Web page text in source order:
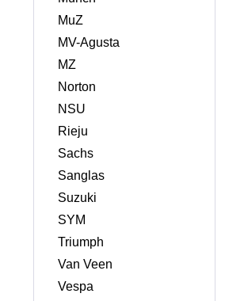
MuZ
MV-Agusta
MZ
Norton
NSU
Rieju
Sachs
Sanglas
Suzuki
SYM
Triumph
Van Veen
Vespa